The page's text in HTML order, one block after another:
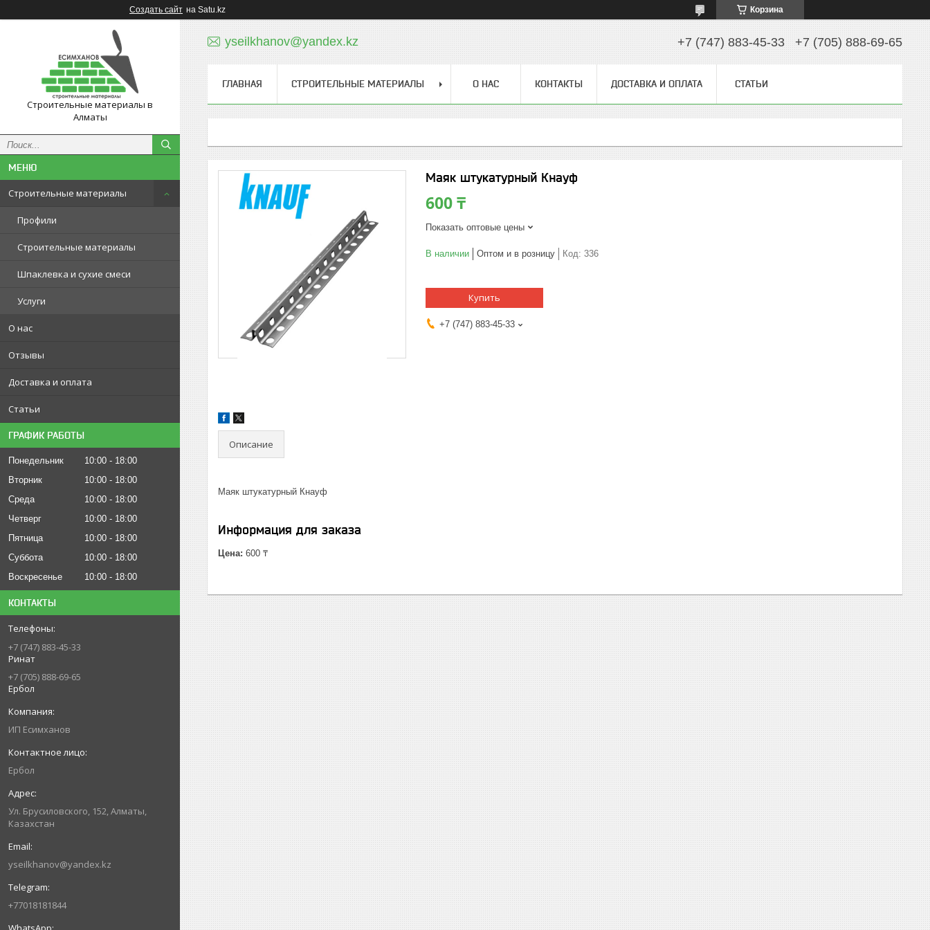
Создать сайт на Satu.kz Корзина
Строительные материалы в
Алматы
Строительные материалы
Профили
Строительные материалы
Шпаклевка и сухие смеси
Услуги
О нас
Отзывы
Доставка и оплата
Статьи
ГРАФИК РАБОТЫ
Понедельник 10:00
18:00
Вторник
10:00
18:00
Среда
10:00
18:00
Четверг
10:00
18:00
Пятница
10:00
18:00
Суббота
10:00
18:00
Воскресенье
10:00 18:00
КОНТАКТЫ
+7 (747) 883-45-33
Ринат
+7 (705) 888-69-65
Ербол
ИП Есимxанов
Ербол
Ул. Брусиловского, 152, Алматы,
Казахстан
yseilkhanov@yandex.kz
+77018181844
yseilkhanov@yandex.kz +7 (747) 883-45-33 +7 (705) 888-69-65
ГЛАВНАЯ СТРОИТЕЛЬНЫЕ МАТЕРИАЛЫ О НАС КОНТАКТЫ ДОСТАВКА И ОПЛАТА СТАТЬИ
Маяк штукатурный Кнауф
600 ₸
Показать оптовые цены
В наличии Оптом и в розницу Код: 336
Купить
+7 (747) 883-45-33
Описание
Маяк штукатурный Кнауф
Информация для заказа
Цена: 600 ₸